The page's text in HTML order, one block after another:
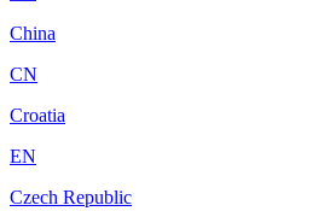
China
CN
Croatia
EN
Czech Republic